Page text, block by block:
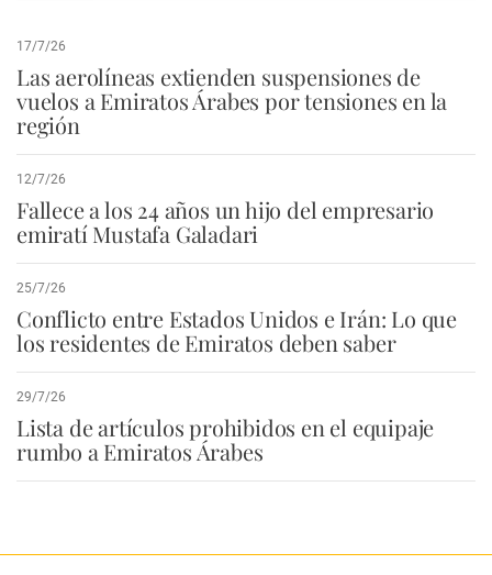
17/7/26
Las aerolíneas extienden suspensiones de
vuelos a Emiratos Árabes por tensiones en la
región
12/7/26
Fallece a los 24 años un hijo del empresario
emiratí Mustafa Galadari
25/7/26
Conflicto entre Estados Unidos e Irán: Lo que
los residentes de Emiratos deben saber
29/7/26
Lista de artículos prohibidos en el equipaje
rumbo a Emiratos Árabes